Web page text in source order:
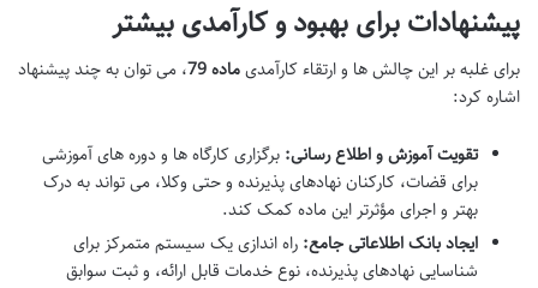
پیشنهادات برای بهبود و کارآمدی بیشتر
برای غلبه بر این چالش ها و ارتقاء کارآمدیماده 79
، می توان به چند پیشنهاد
اشاره کرد:
تقویت آموزش و اطلاع رسانی: برگزاری کارگاه ها و دوره های آموزشی
برای قضات، کارکنان نهادهای پذیرنده و حتی وکلا، می تواند به درک
بهتر و اجرای مؤثرتر این ماده کمک کند.
ایجاد بانک اطلاعاتی جامع: راه اندازی یک سیستم متمرکز برای
شناسایی نهادهای پذیرنده، نوع خدمات قابل ارائه، و ثبت سوابق